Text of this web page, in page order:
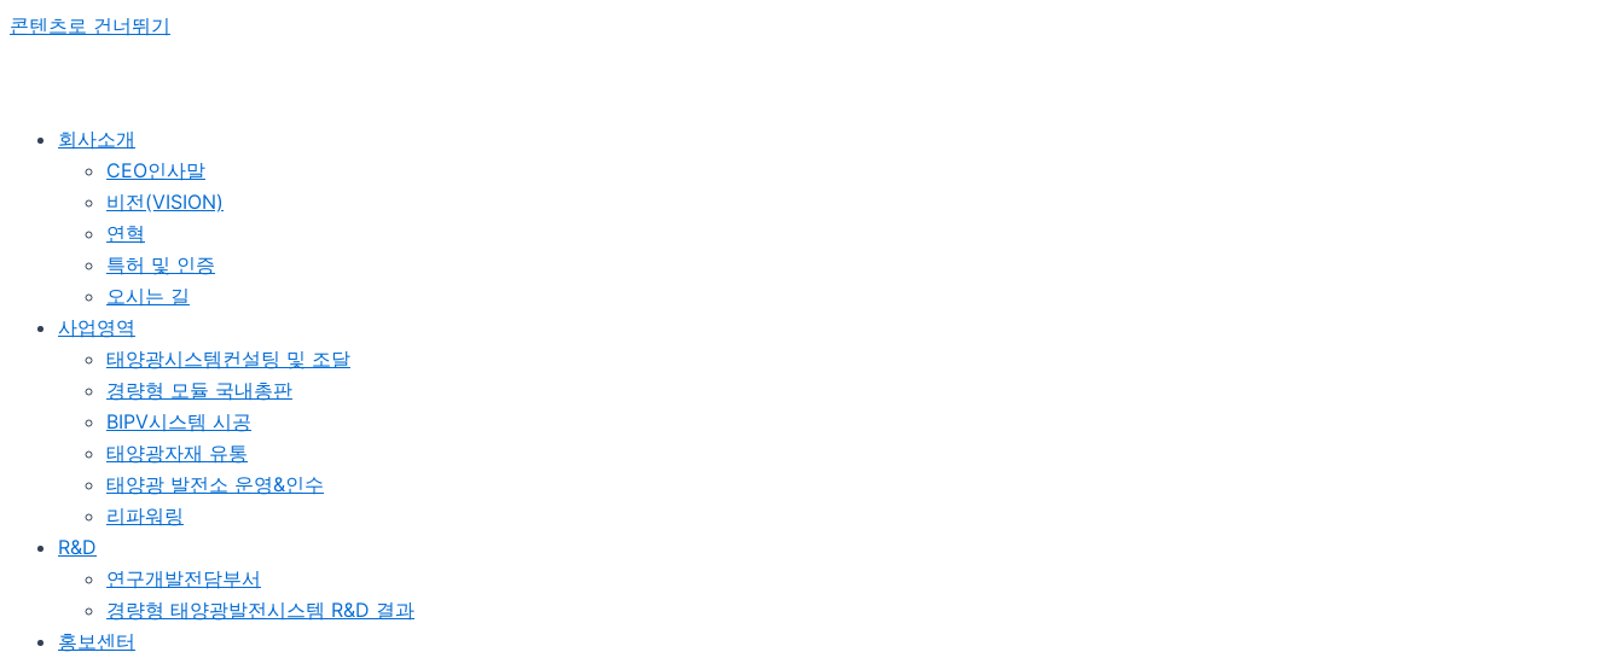
콘텐츠로 건너뛰기
회사소개
CEO인사말
비전(VISION)
연혁
특허 및 인증
오시는 길
사업영역
태양광시스템컨설팅 및 조달
경량형 모듈 국내총판
BIPV시스템 시공
태양광자재 유통
태양광 발전소 운영&인수
리파워링
R&D
연구개발전담부서
경량형 태양광발전시스템 R&D 결과
홍보센터